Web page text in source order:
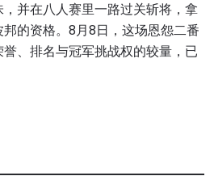
并在八人赛里一路过关斩将，拿
的资格。8月8日，这场恩怨二番
、排名与冠军挑战权的较量，已